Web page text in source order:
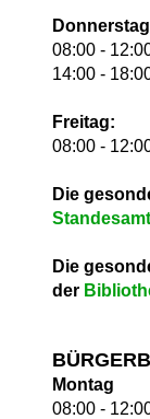
08:00 -
14:00 -
Freitag:
08:00 -
Die
Die
der
Montag
08:00 -